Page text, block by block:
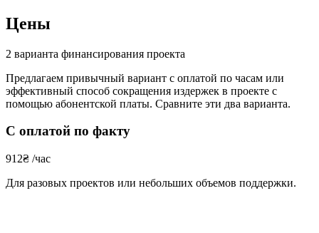
Цены
2 варианта финансирования проекта
Предлагаем привычный вариант с оплатой по часам или
эффективный способ сокращения издержек в проекте с
помощью абонентской платы. Сравните эти два варианта.
С оплатой по факту
912₴ /час
Для разовых проектов или небольших объемов поддержки.